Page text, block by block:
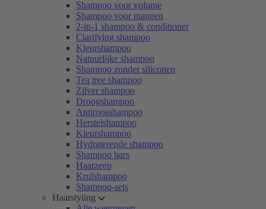
Shampoo voor volume
Shampoo voor mannen
2-in-1 shampoo & conditioner
Clarifying shampoo
Kleurshampoo
Natuurlijke shampoo
Shampoo zonder siliconen
Tea tree shampoo
Zilver shampoo
Droogshampoo
Antiroosshampoo
Herstelshampoo
Kleurshampoo
Hydraterende shampoo
Shampoo bars
Haarzeep
Krulshampoo
Shampoo-sets
Haarstyling